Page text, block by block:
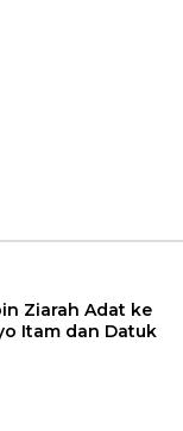
Ziarah Adat ke
Itam dan Datuk